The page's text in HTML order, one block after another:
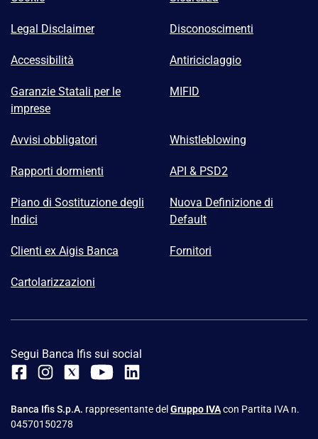
Legal Disclaimer Disconoscimenti
Accessibilità Antiriciclaggio
Garanzie Statali per le
imprese
MIFID
Avvisi obbligatori Whistleblowing
Rapporti dormienti API & PSD2
Piano di Sostituzione degli
Indici
Nuova Definizione di
Default
Clienti ex Aigis Banca Fornitori
Cartolarizzazioni
Segui Banca Ifis sui social
Banca Ifis S.p.A. rappresentante del Gruppo IVAcon Partita IVA n.
04570150278